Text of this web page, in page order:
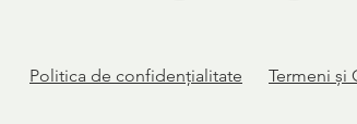
Politica de confidențialitate Termeni și